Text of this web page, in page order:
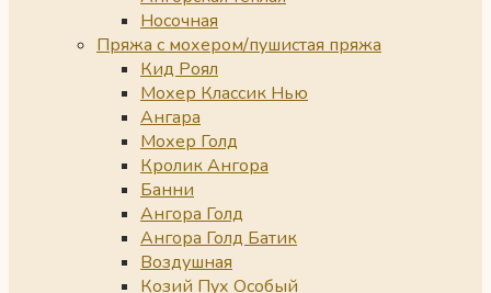
Носочная
Пряжа с мохером/пушистая пряжа
Кид Роял
Мохер Классик Нью
Ангара
Мохер Голд
Кролик Ангора
Банни
Ангора Голд
Ангора Голд Батик
Воздушная
Козий Пух Особый